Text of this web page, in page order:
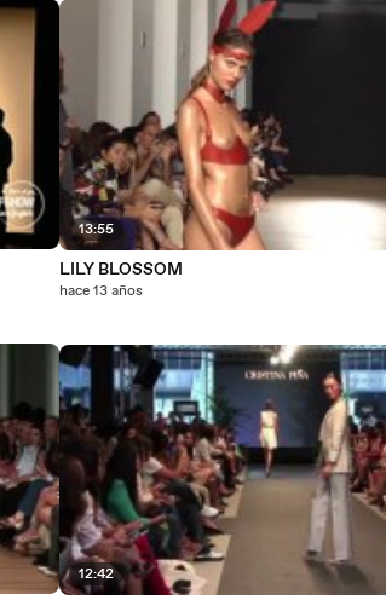
13:55
LILY BLOSSOM
hace 13 años
12:42